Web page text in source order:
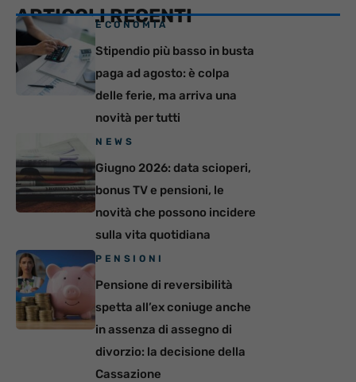
ARTICOLI RECENTI
ECONOMIA
Stipendio più basso in busta
paga ad agosto: è colpa
delle ferie, ma arriva una
novità per tutti
NEWS
Giugno 2026: data scioperi,
bonus TV e pensioni, le
novità che possono incidere
sulla vita quotidiana
PENSIONI
Pensione di reversibilità
spetta all’ex coniuge anche
in assenza di assegno di
divorzio: la decisione della
Cassazione